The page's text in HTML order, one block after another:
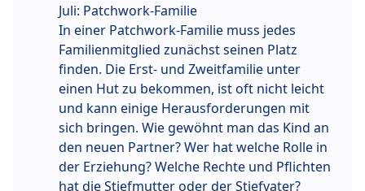
Juli: Patchwork-Familie
In einer Patchwork-Familie muss jedes
Familienmitglied zunächst seinen Platz
finden. Die Erst- und Zweitfamilie unter
einen Hut zu bekommen, ist oft nicht leicht
und kann einige Herausforderungen mit
sich bringen. Wie gewöhnt man das Kind an
den neuen Partner? Wer hat welche Rolle in
der Erziehung? Welche Rechte und Pflichten
hat die Stiefmutter oder der Stiefvater?